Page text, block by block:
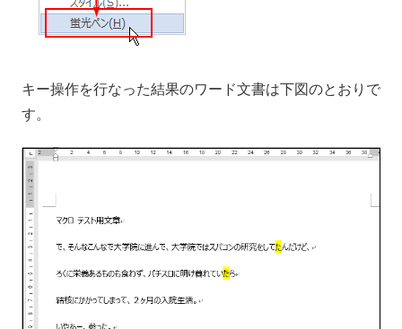
キー操作を行なった結果のワード文書は下図のとおりで
す。